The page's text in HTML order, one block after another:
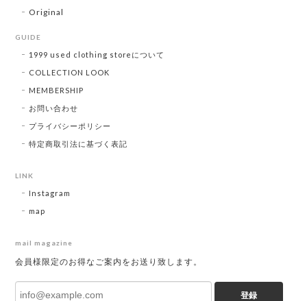
Original
GUIDE
1999 used clothing storeについて
COLLECTION LOOK
MEMBERSHIP
お問い合わせ
プライバシーポリシー
特定商取引法に基づく表記
LINK
Instagram
map
mail magazine
会員様限定のお得なご案内をお送り致します。
登録